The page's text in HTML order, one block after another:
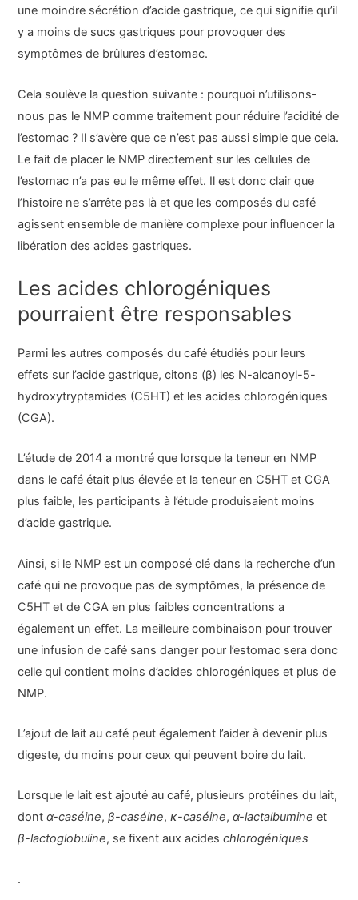
une moindre sécrétion d’acide gastrique, ce qui signifie qu’il
y a moins de sucs gastriques pour provoquer des
symptômes de brûlures d’estomac.
Cela soulève la question suivante : pourquoi n’utilisons-
nous pas le NMP comme traitement pour réduire l’acidité de
l’estomac ? Il s’avère que ce n’est pas aussi simple que cela.
Le fait de placer le NMP directement sur les cellules de
l’estomac n’a pas eu le même effet. Il est donc clair que
l’histoire ne s’arrête pas là et que les composés du café
agissent ensemble de manière complexe pour influencer la
libération des acides gastriques.
Les acides chlorogéniques
pourraient être responsables
Parmi les autres composés du café étudiés pour leurs
effets sur l’acide gastrique, citons (β) les N-alcanoyl-5-
hydroxytryptamides (C5HT) et les acides chlorogéniques
(CGA).
L’étude de 2014 a montré que lorsque la teneur en NMP
dans le café était plus élevée et la teneur en C5HT et CGA
plus faible, les participants à l’étude produisaient moins
d’acide gastrique.
Ainsi, si le NMP est un composé clé dans la recherche d’un
café qui ne provoque pas de symptômes, la présence de
C5HT et de CGA en plus faibles concentrations a
également un effet. La meilleure combinaison pour trouver
une infusion de café sans danger pour l’estomac sera donc
celle qui contient moins d’acides chlorogéniques et plus de
NMP.
L’ajout de lait au café peut également l’aider à devenir plus
digeste, du moins pour ceux qui peuvent boire du lait.
Lorsque le lait est ajouté au café, plusieurs protéines du lait,
dontα-caséine,β-caséine,κ-caséine,α-lactalbumine et
β-lactoglobuline, se fixent aux acideschlorogéniques
.